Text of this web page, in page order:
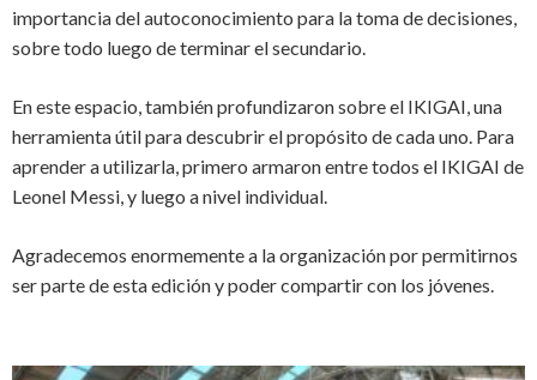
importancia del autoconocimiento para la toma de decisiones,
sobre todo luego de terminar el secundario.
En este espacio, también profundizaron sobre el IKIGAI, una
herramienta útil para descubrir el propósito de cada uno. Para
aprender a utilizarla, primero armaron entre todos el IKIGAI de
Leonel Messi, y luego a nivel individual.
Agradecemos enormemente a la organización por permitirnos
ser parte de esta edición y poder compartir con los jóvenes.